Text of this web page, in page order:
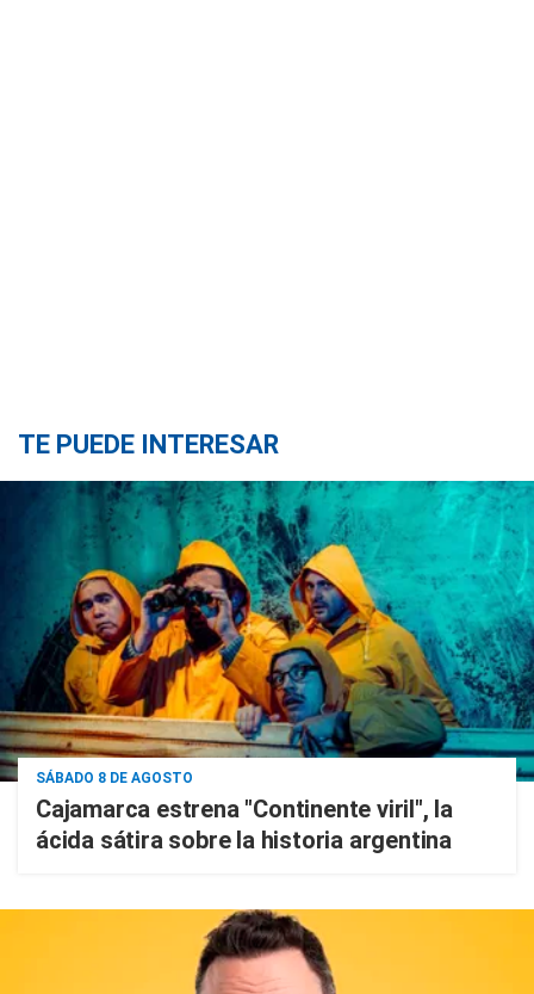
TE PUEDE INTERESAR
SÁBADO 8 DE AGOSTO
Cajamarca estrena "Continente viril", la
ácida sátira sobre la historia argentina